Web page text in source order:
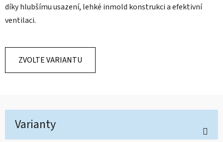
díky hlubšímu usazení, lehké inmold konstrukci a efektivní
ventilaci.
ZVOLTE VARIANTU
Varianty